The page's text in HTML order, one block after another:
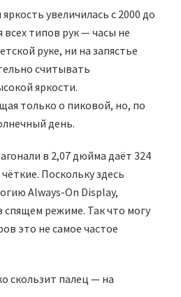
увеличилась с 2000 до
всех типов рук — часы не
руке, ни на запястье
считывать
яркости.
только о пиковой, но, по
день.
в 2,07 дюйма даёт 324
Поскольку здесь
Always-On Display,
режиме. Так что могу
это не самое частое
скользит палец — на